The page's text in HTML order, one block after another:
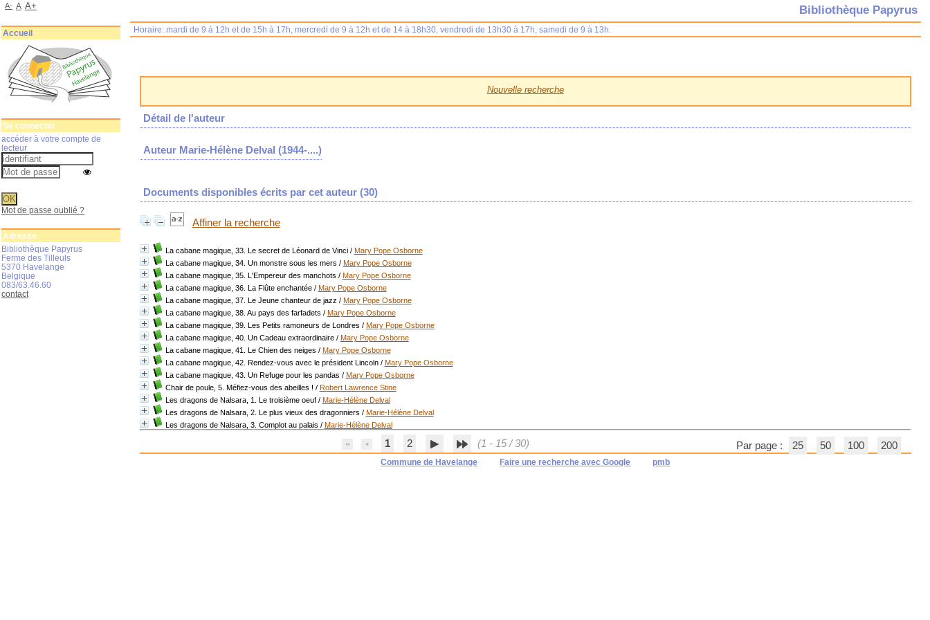
Nouvelle recherche
Détail de l'auteur
Auteur Marie-Hélène Delval (1944-....)
Documents disponibles écrits par cet auteur (30)
Affiner la recherche
La cabane magique, 33. Le secret de Léonard de Vinci/ Mary Pope Osborne
La cabane magique, 34. Un monstre sous les mers / Mary Pope Osborne
La cabane magique, 35. L'Empereur des manchots / Mary Pope Osborne
La cabane magique, 36. La Flûte enchantée/ Mary Pope Osborne
La cabane magique, 37. Le Jeune chanteur de jazz / Mary Pope Osborne
La cabane magique, 38. Au pays des farfadets / Mary Pope Osborne
La cabane magique, 39. Les Petits ramoneurs de Londres / Mary Pope Osborne
La cabane magique, 40. Un Cadeau extraordinaire/ Mary Pope Osborne
La cabane magique, 41. Le Chien des neiges / Mary Pope Osborne
La cabane magique, 42. Rendez-vous avec le président Lincoln/ Mary Pope Osborne
La cabane magique, 43. Un Refuge pour les pandas / Mary Pope Osborne
Chair de poule, 5. Méfiez-vous des abeilles ! / Robert Lawrence Stine
Les dragons de Nalsara, 1. Le troisième oeuf/ Marie-Hélène Delval
Les dragons de Nalsara, 2. Le plus vieux des dragonniers / Marie-Hélène Delval
Les dragons de Nalsara, 3. Complot au palais / Marie-Hélène Delval
1 2 (1 - 15 / 30) Par page : 25 50 100 200
Commune de Havelange Faire une recherche avec Google pmb
Bibliothèque Papyrus
Horaire: mardi de 9 à 12h et de 15h à 17h, mercredi de 9 à 12h et de 14 à 18h30, vendredi de 13h30 à 17h, samedi de 9 à 13h.
A- A A+
Accueil
Se connecter
accéder à votre compte de
lecteur
Mot de passe oublié ?
Adresse
Bibliothèque Papyrus
Ferme des Tilleuls
5370 Havelange
Belgique
083/63.46.60
contact